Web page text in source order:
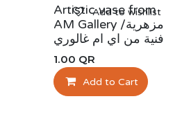
Artistic vase from
AM Gallery /مزهرية
فنية من اي ام غالوري
1.00 QR
Add to Cart
Add to wishlist